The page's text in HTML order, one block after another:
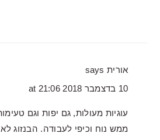
אורית says
10 בדצמבר 2018 at 21:06
עוגיות מעולות, גם יפות וגם
ממש נוח וכיפי לעבודה. הבנזוג